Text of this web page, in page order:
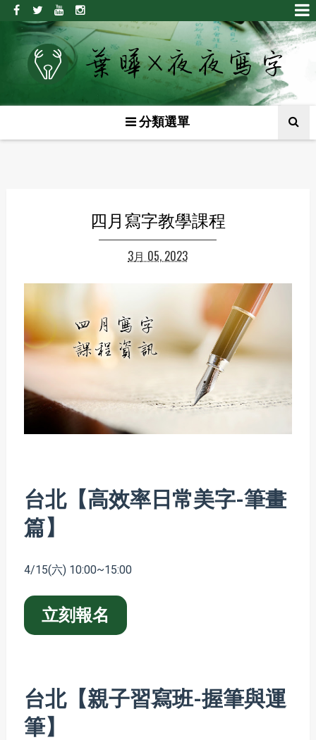
分類選單
四月寫字教學課程
3月 05, 2023
台北【高效率日常美字-筆畫
篇】
4/15(六) 10:00~15:00
立刻報名
台北【親子習寫班-握筆與運
筆】